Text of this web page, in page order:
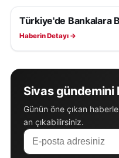
EKONOMI
Türkiye'de Bankalara
Haberin Detayı →
Sivas gündemini
Günün öne çıkan
an çıkabilirsiniz.